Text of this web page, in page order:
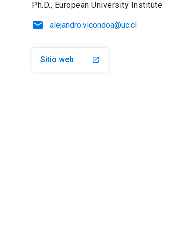
Ph.D., European University Institute
email alejandro.vicondoa@uc.cl
Sitio web launch